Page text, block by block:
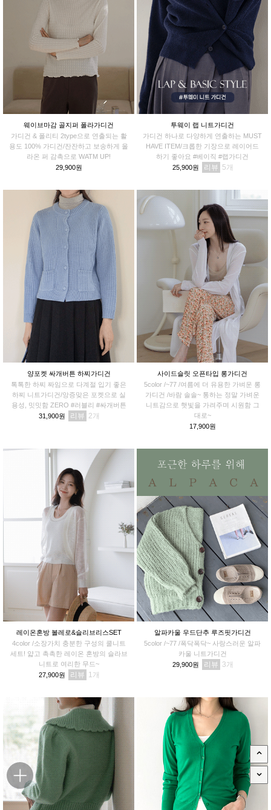
웨이브마감 골지퍼 폴라가디건
가디건 & 폴리티 2type으로 연출되는 활
용도 100% 가디건/잔잔하고 보송하게 올
라온 퍼 감촉으로 WATM UP!
29,900원
투웨이 랩 니트가디건
가디건 하나로 다양하게 연출하는 MUST
HAVE ITEM/크롭한 기장으로 레이어드
하기 좋아요 #베이직 #랩가디건
25,900원
리뷰 5
양포켓 싸개버튼 하찌가디건
톡톡한 하찌 짜임으로 다계절 입기 좋은
하찌 니트가디건/앙증맞은 포켓으로 실
용성, 밋밋함 ZERO #러블리 #싸개버튼
31,900원
리뷰 2
사이드슬릿 오픈타입 롱가디건
5color /~77 /여름에 더 유용한 가벼운 롱
가디건 /바람 솔솔~ 통하는 정말 가벼운
니트감으로 햇빛을 가려주며 시원함 그
대로~
17,900원
레이온혼방 볼레로&슬리브리스SET
4color /소장가치 충분한 구성의 쿨니트
세트! 얇고 촉촉한 레이온 혼방의 슬라브
니트로 여리한 무드~
27,900원
리뷰 1
알파카울 우드단추 루즈핏가디건
5color /~77 /폭닥폭닥~ 사랑스러운 알파
카울 니트가디건
29,900원
리뷰 3